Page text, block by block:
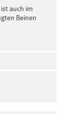
auch im
Beinen